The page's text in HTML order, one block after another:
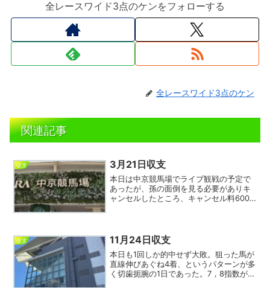
全レースワイド3点のケンをフォローする
全レースワイド3点のケン
関連記事
収支 3月21日収支
本日は中京競馬場でライブ観戦の予定で
あったが、孫の面倒を見る必要がありキ
ャンセルしたところ、キャンセル料600
ないが、なんか割り切...
収支 11月24日収支
本日も1回しか的中せず大敗。狙った馬が
直線伸びあぐね4着、というパターンが多
く切歯扼腕の1日であった。7，8指数が直